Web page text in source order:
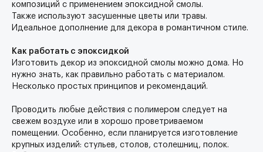
композиций с применением эпоксидной смолы.
Также используют засушенные цветы или травы.
Идеальное дополнение для декора в романтичном стиле.
Как работать с эпоксидкой
Изготовить декор из эпоксидной смолы можно дома. Но
нужно знать, как правильно работать с материалом.
Несколько простых принципов и рекомендаций.
Проводить любые действия с полимером следует на
свежем воздухе или в хорошо проветриваемом
помещении. Особенно, если планируется изготовление
крупных изделий: стульев, столов, столешниц, полок.